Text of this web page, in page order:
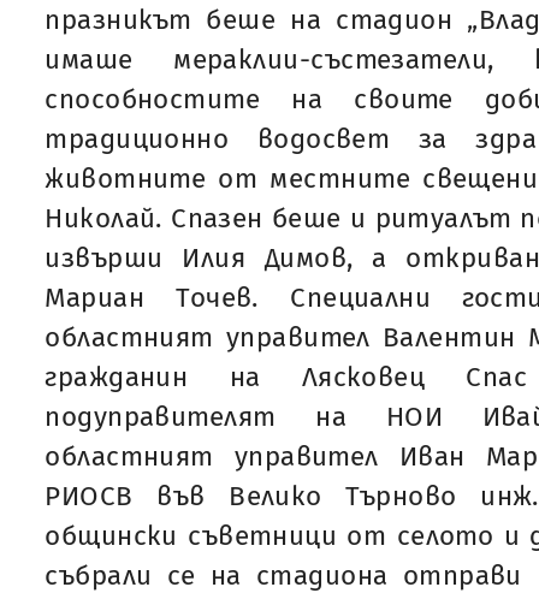
празникът беше на стадион
имаше мераклии-
способностите на своите
традиционно водосвет за
животните от местните
Николай. Спазен беше и ритуалът
извърши Илия Димов, а
Мариан Точев. Специални
областният управител Валентин
гражданин на Лясковец
подуправителят на НОИ
областният управител Иван
РИОСВ във Велико Търново
общински съветници от селото и
събрали се на стадиона